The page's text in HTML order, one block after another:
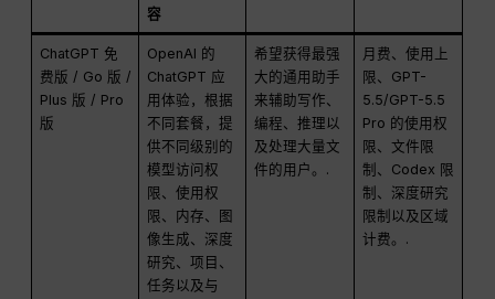
容
ChatGPT 免
费版 / Go 版 /
Plus 版 / Pro
版
OpenAI 的
ChatGPT 应
用体验，根据
不同套餐，提
供不同级别的
模型访问权
限、使用权
限、内存、图
像生成、深度
研究、项目、
任务以及与
希望获得最强
大的通用助手
来辅助写作、
编程、推理以
及处理大量文
件的用户。.
月费、使用上
限、GPT-
5.5/GPT-5.5
Pro 的使用权
限、文件限
制、Codex 限
制、深度研究
限制以及区域
计费。.